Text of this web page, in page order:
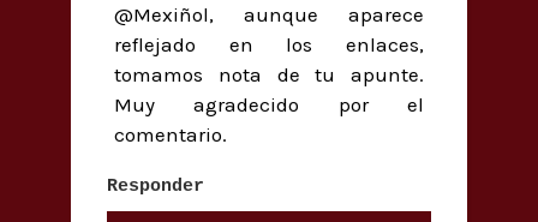
@Mexiñol, aunque aparece
reflejado en los enlaces,
tomamos nota de tu apunte.
Muy agradecido por el
comentario.
Responder